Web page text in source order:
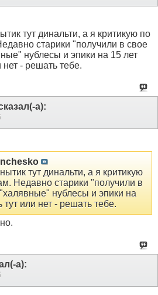
тут динальти, а я критикую по
старики "получили в свое
нублесы и эпики на 15 лет
нет - решать тебе.
а):
тут динальти, а я критикую
Недавно старики "получили в
нублесы и эпики на
тут или нет - решать тебе.
а):